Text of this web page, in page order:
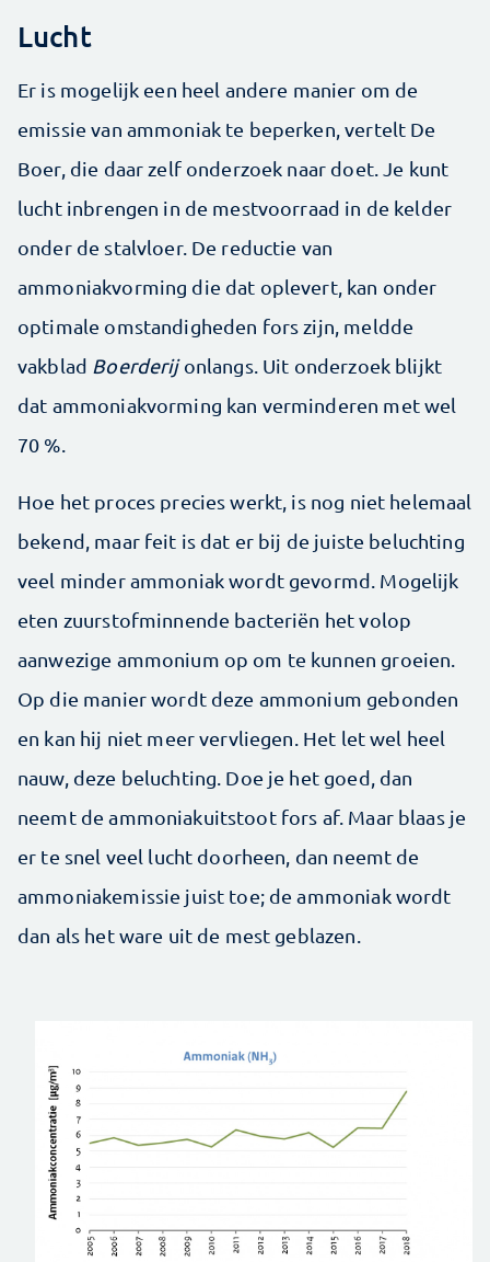
Lucht
Er is mogelijk een heel andere manier om de
emissie van ammoniak te beperken, vertelt De
Boer, die daar zelf onderzoek naar doet. Je kunt
lucht inbrengen in de mestvoorraad in de kelder
onder de stalvloer. De reductie van
ammoniakvorming die dat oplevert, kan onder
optimale omstandigheden fors zijn, meldde
vakblad Boerderijonlangs. Uit onderzoek blijkt
dat ammoniakvorming kan verminderen met wel
70 %.
Hoe het proces precies werkt, is nog niet helemaal
bekend, maar feit is dat er bij de juiste beluchting
veel minder ammoniak wordt gevormd. Mogelijk
eten zuurstofminnende bacteriën het volop
aanwezige ammonium op om te kunnen groeien.
Op die manier wordt deze ammonium gebonden
en kan hij niet meer vervliegen. Het let wel heel
nauw, deze beluchting. Doe je het goed, dan
neemt de ammoniakuitstoot fors af. Maar blaas je
er te snel veel lucht doorheen, dan neemt de
ammoniakemissie juist toe; de ammoniak wordt
dan als het ware uit de mest geblazen.